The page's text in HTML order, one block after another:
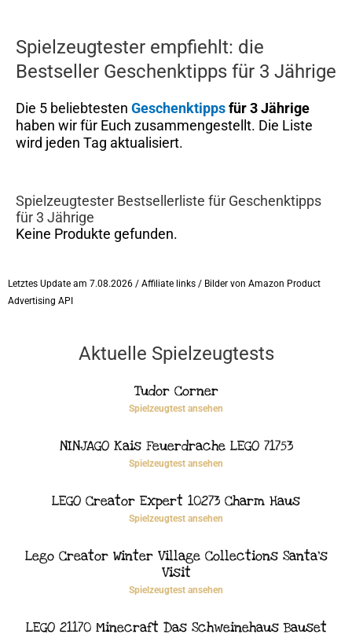
Spielzeugtester empfiehlt: die
Bestseller Geschenktipps für 3 Jährige
Die 5 beliebtesten Geschenktippsfür 3 Jährige
haben wir für Euch zusammengestellt. Die Liste
wird jeden Tag aktualisiert.
Spielzeugtester Bestsellerliste für Geschenktipps
für 3 Jährige
Keine Produkte gefunden.
Letztes Update am 7.08.2026 / Affiliate links / Bilder von Amazon Product
Advertising API
Aktuelle Spielzeugtests
Tudor Corner
Spielzeugtest ansehen
NINJAGO Kais Feuerdrache LEGO 71753
Spielzeugtest ansehen
LEGO Creator Expert 10273 Charm Haus
Spielzeugtest ansehen
Lego Creator Winter Village Collections Santa’s
Visit
Spielzeugtest ansehen
LEGO 21170 Minecraft Das Schweinehaus Bauset